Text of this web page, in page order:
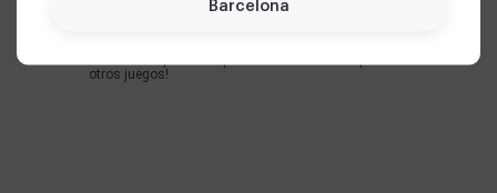
Barcelona
otros juegos!